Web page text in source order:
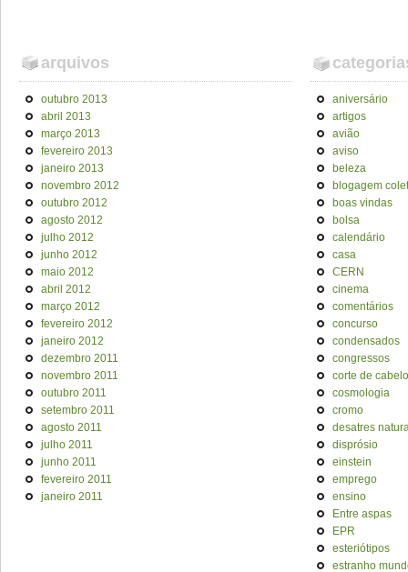
arquivos
outubro 2013
abril 2013
março 2013
fevereiro 2013
janeiro 2013
novembro 2012
outubro 2012
agosto 2012
julho 2012
junho 2012
maio 2012
abril 2012
março 2012
fevereiro 2012
janeiro 2012
dezembro 2011
novembro 2011
outubro 2011
setembro 2011
agosto 2011
julho 2011
junho 2011
fevereiro 2011
janeiro 2011
aniversário
artigos
avião
aviso
beleza
blogagem
boas vindas
bolsa
calendário
casa
CERN
cinema
comentários
concurso
condensados
congressos
corte de cabelo
cosmologia
cromo
desatres
disprósio
einstein
emprego
ensino
Entre aspas
EPR
esteriótipos
estranho